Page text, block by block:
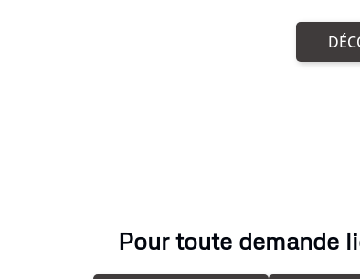
Pour toute demande